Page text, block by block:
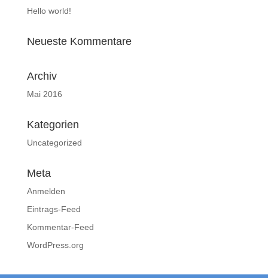
Hello world!
Neueste Kommentare
Archiv
Mai 2016
Kategorien
Uncategorized
Meta
Anmelden
Eintrags-Feed
Kommentar-Feed
WordPress.org